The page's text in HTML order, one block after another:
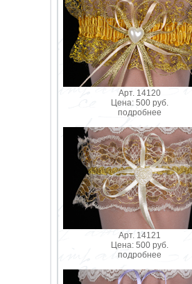
Арт. 14120
Цена: 500 руб.
подробнее
Арт. 14121
Цена: 500 руб.
подробнее